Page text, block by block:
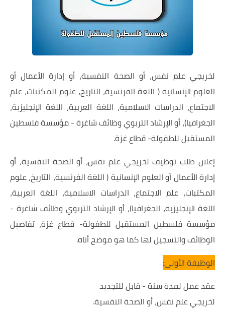
لخريجي علم نفس، أو الصحة النفسية، أو إدارة الأعمال أو
العلوم الإنسانية ( اللغة الفرنسية، التاريخ، علوم المكتبات، علم
الاجتماع، الدراسات الاسلامية، اللغة العربية، اللغة الإنجليزية،
الجغرافيا)، أو الإرشاد التربوي وظائف شاغرة - مؤسسة فلسطين
المستقبل للطفولة- قطاع غزة.
إعلان طلب توظيف لخريجي علم نفس، أو الصحة النفسية، أو
إدارة الأعمال أو العلوم الإنسانية ( اللغة الفرنسية، التاريخ، علوم
المكتبات، علم الاجتماع، الدراسات الاسلامية، اللغة العربية،
اللغة الإنجليزية، الجغرافيا)، أو الإرشاد التربوي وظائف شاغرة -
مؤسسة فلسطين المستقبل للطفولة- قطاع غزة، تفاصيل
الوظائف والتسجيل لها كما هو موضح أناه.
الوظيفة الأولى:
عقد عمل لمدة سنة - قابل للتجديد
لخريجي علم نفس، أو الصحة النفسية.